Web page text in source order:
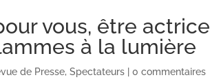
vous, être actrice
à la lumière
de Presse,Spectateurs |0 commentaires